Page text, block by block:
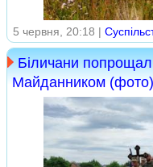
5 червня, 20:18 |
Біличани
Майданником (фото)